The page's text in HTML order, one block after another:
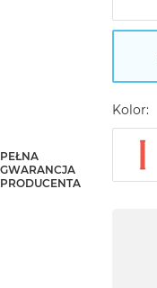
Kolor:
PEŁNA
GWARANCJA
PRODUCENTA